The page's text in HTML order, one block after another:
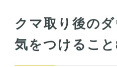
クマ取り後の
気をつけるこ